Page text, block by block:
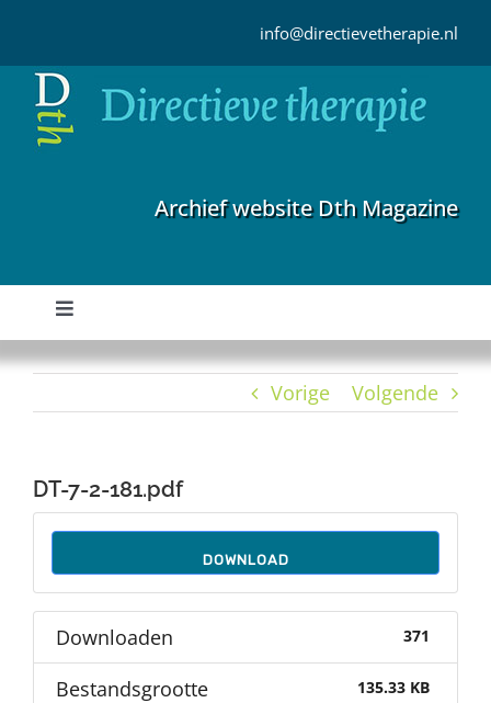
inhoud
info@directievetherapie.nl
Archief website Dth Magazine
Toggle
Navigation
Home
Auteurs
Over Dth
Vorige Volgende
DT-7-2-181.pdf
DOWNLOAD
Downloaden 371
Bestandsgrootte 135.33 KB